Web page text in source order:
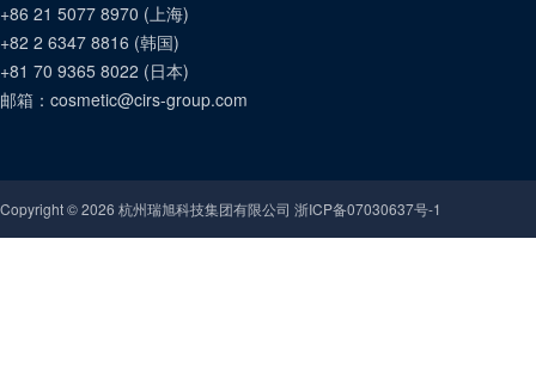
+86 21 5077 8970 (上海)
+82 2 6347 8816 (韩国)
+81 70 9365 8022 (日本)
邮箱： cosmetic@cirs-group.com
Copyright ©2026 杭州瑞旭科技集团有限公司 浙ICP备07030637号-1